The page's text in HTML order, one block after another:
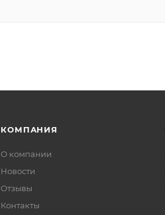
КОМПАНИЯ
О компании
Новости
Отзывы
Контакты